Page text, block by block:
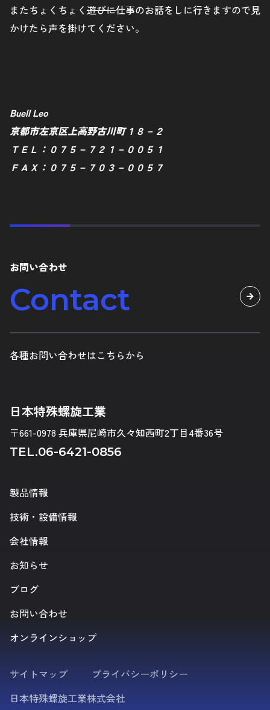
またちょくちょく 遊びに仕事のお話をしに行きますので見
かけたら声を掛けてください。
Buell Leo
京都市左京区上高野古川町１８－２
ＴＥＬ：０７５－７２１－００５１
ＦＡＸ：０７５－７０３－００５７
お問い合わせ
Contact
各種お問い合わせはこちらから
日本特殊螺旋工業
〒661-0978 兵庫県尼崎市久々知西町2丁目4番36号
TEL.06-6421-0856
製品情報
技術・設備情報
会社情報
お知らせ
ブログ
お問い合わせ
オンラインショップ
サイトマップ
プライバシーポリシー
日本特殊螺旋工業株式会社